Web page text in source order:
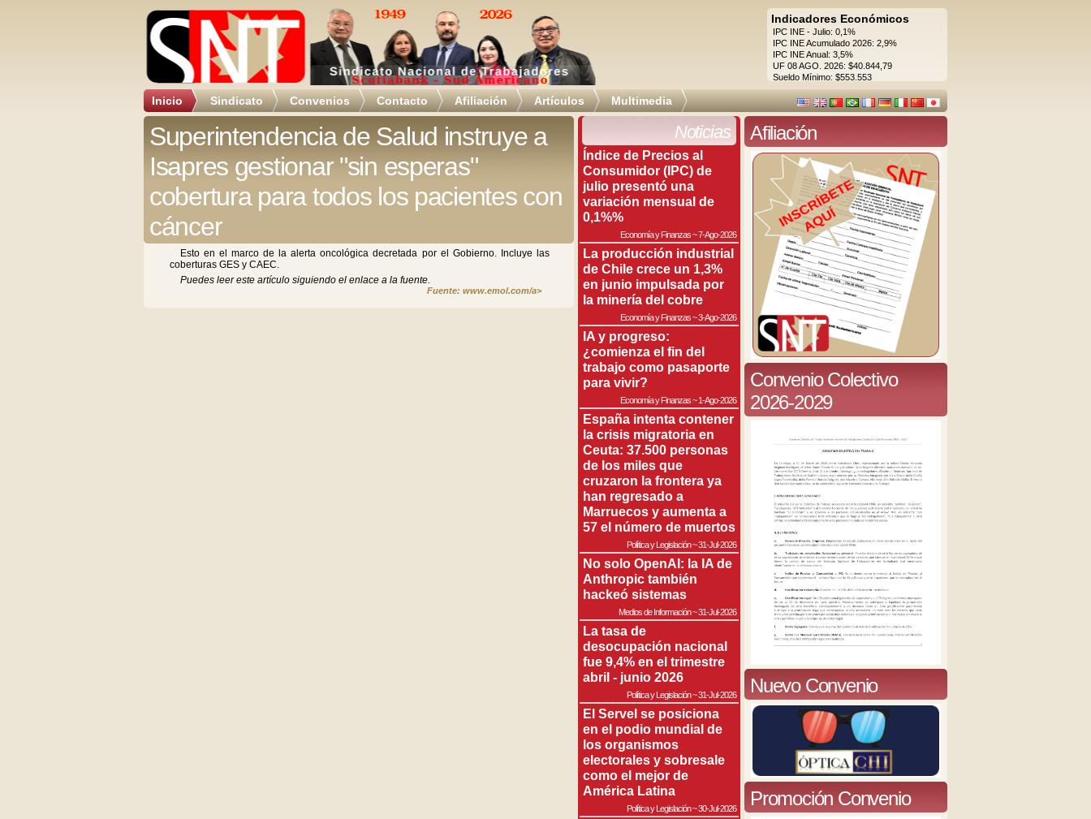
Indicadores Económicos
IPC INE - Julio: 0,1%
IPC INE Acumulado 2026: 2,9%
IPC INE Anual: 3,5%
UF 08 AGO. 2026: $40.844,79
Sueldo Mínimo: $553.553
Inicio Sindicato Convenios Contacto Afiliación Artículos Multimedia
Superintendencia de Salud instruye a
Isapres gestionar "sin esperas"
cobertura para todos los pacientes con
cáncer
Esto en el marco de la alerta oncológica decretada por el Gobierno. Incluye las
coberturas GES y CAEC.
Puedes leer este artículo siguiendo el enlace a la fuente.
Fuente: www.emol.com/a>
Noticias
Índice de Precios al
Consumidor (IPC) de
julio presentó una
variación mensual de
0,1%%
Economía y Finanzas~7-Ago-2026
La producción industrial
de Chile crece un 1,3%
en junio impulsada por
la minería del cobre
Economía y Finanzas~3-Ago-2026
IA y progreso:
¿comienza el fin del
trabajo como pasaporte
para vivir?
Economía y Finanzas~1-Ago-2026
España intenta contener
la crisis migratoria en
Ceuta: 37.500 personas
de los miles que
cruzaron la frontera ya
han regresado a
Marruecos y aumenta a
57 el número de muertos
Política y Legislación~31-Jul-2026
No solo OpenAI: la IA de
Anthropic también
hackeó sistemas
Medios de Información~31-Jul-2026
La tasa de
desocupación nacional
fue 9,4% en el trimestre
abril - junio 2026
Política y Legislación~31-Jul-2026
El Servel se posiciona
en el podio mundial de
los organismos
electorales y sobresale
como el mejor de
América Latina
Política y Legislación~30-Jul-2026
Afiliación
Convenio Colectivo
2026-2029
Nuevo Convenio
Promoción Convenio